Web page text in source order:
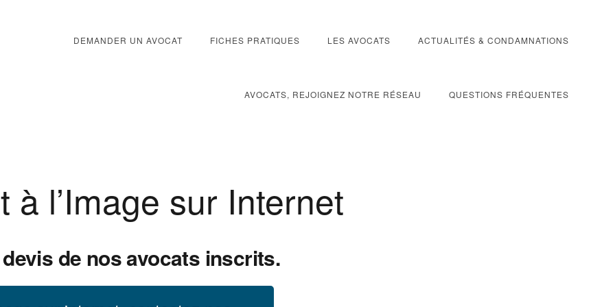
DEMANDER UN AVOCAT FICHES PRATIQUES LES AVOCATS ACTUALITÉS & CONDAMNATIONS
AVOCATS, REJOIGNEZ NOTRE RÉSEAU QUESTIONS FRÉQUENTES
à l’Image sur Internet
de nos avocats inscrits.